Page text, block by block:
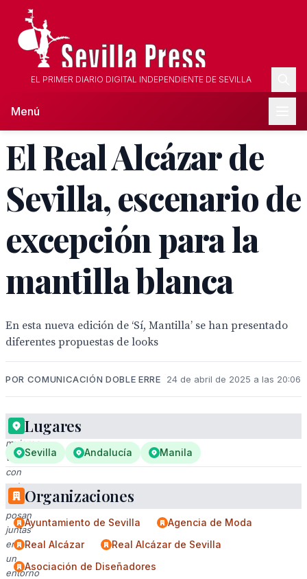
EL PRIMER DIARIO DIGITAL INDEPENDIENTE DE SEVILLA
Menú
El Real Alcázar de
Sevilla, escenario de
excepción para la
mantilla blanca
En esta nueva edición de ‘Sí, Mantilla’ se han presentado
diferentes propuestas de looks
POR COMUNICACIÓN DOBLE ERRE 24 de abril de 2025 a las 20:06
Tres
mujeres
vestidas
con
trajes
tradicionales
posan
juntas
en
un
entorno
Lugares
Sevilla Andalucía Manila
Organizaciones
Ayuntamiento de Sevilla
Agencia de Moda
Real Alcázar
Real Alcázar de Sevilla
Asociación de Diseñadores